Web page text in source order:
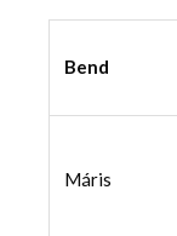
Bend
Máris